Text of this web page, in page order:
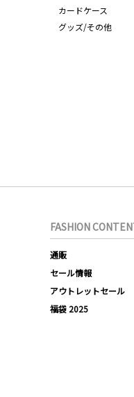
カードケース
グッズ/その他
FASHION
通販
セール情報
アウトレットセール
福袋 2025